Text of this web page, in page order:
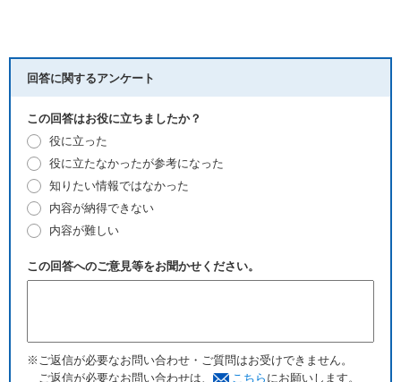
回答に関するアンケート
この回答はお役に立ちましたか？
役に立った
役に立たなかったが参考になった
知りたい情報ではなかった
内容が納得できない
内容が難しい
この回答へのご意見等をお聞かせください。
※ご返信が必要なお問い合わせ・ご質問はお受けできません。
ご返信が必要なお問い合わせは、
こちら にお願いします。